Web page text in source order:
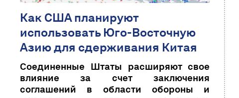
Как США планируют
использовать Юго-Восточную
Азию для сдерживания Китая
Соединенные Штаты расширяют свое
влияние за счет заключения
соглашений в области обороны и